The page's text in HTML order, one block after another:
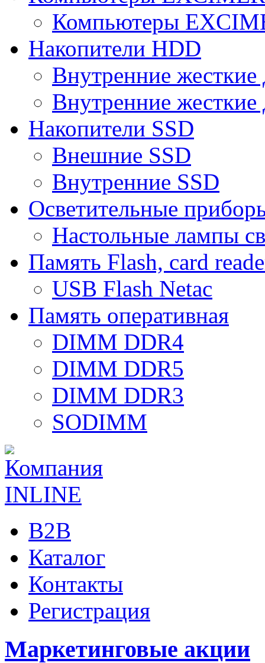
Компьютеры
Накопители HDD
Внутренние
Внутренние
Накопители SSD
Внешние SSD
Внутренние SSD
Осветительные
Настольные лампы
Память Flash, card
USB Flash Netac
Память оперативная
DIMM DDR4
DIMM DDR5
DIMM DDR3
SODIMM
B2B
Каталог
Контакты
Регистрация
Маркетинговые акции